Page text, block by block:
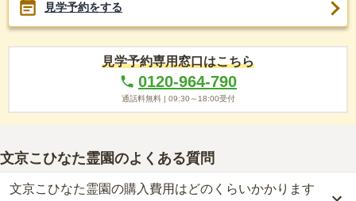
見学予約をする
見学予約専用窓口はこちら
0120-964-790
通話料無料 | 09:30～18:00受付
文京こひなた霊園のよくある質問
文京こひなた霊園の購入費用はどのくらいかかります